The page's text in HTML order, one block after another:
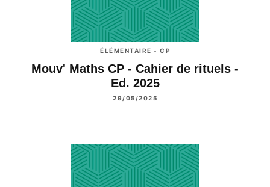
ÉLÉMENTAIRE - CP
Mouv' Maths CP - Cahier de rituels -
Ed. 2025
29/05/2025